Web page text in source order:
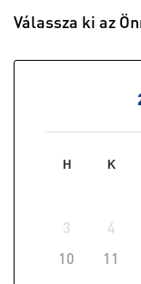
Válassza ki az
H K
3
4
10
11